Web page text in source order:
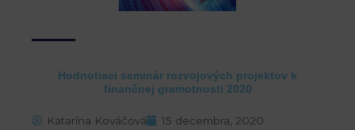
Hodnotiaci seminár rozvojových projektov k
finančnej gramotnosti 2020
Katarína Kováčová 15 decembra, 2020